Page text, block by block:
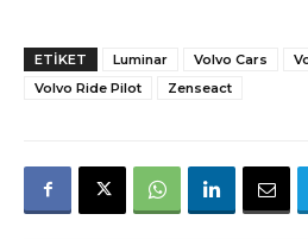
ETIKET Luminar Volvo Cars
Volvo Ride Pilot
Zenseact